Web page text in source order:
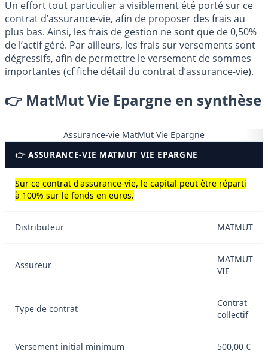
Un effort tout particulier a visiblement été porté sur ce
contrat d’assurance-vie, afin de proposer des frais au
plus bas. Ainsi, les frais de gestion ne sont que de 0,50%
de l’actif géré. Par ailleurs, les frais sur versements sont
dégressifs, afin de permettre le versement de sommes
importantes (cf fiche détail du contrat d’assurance-vie).
👉 MatMut Vie Epargne en synthèse
Assurance-vie MatMut Vie Epargne
👉 ASSURANCE-VIE MATMUT VIE EPARGNE
Sur ce contrat d'assurance-vie, le capital peut être réparti
à 100% sur le fonds en euros.
Distributeur MATMUT
Assureur
MATMUT
VIE
Type de contrat
Contrat
collectif
Versement initial minimum 500,00 €